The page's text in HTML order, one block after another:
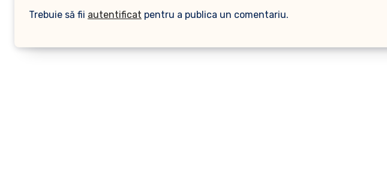
Trebuie să fii autentificat pentru a publica un comentariu.